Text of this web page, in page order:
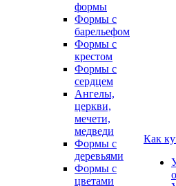
формы
Формы с
барельефом
Формы с
крестом
Формы с
сердцем
Ангелы,
церкви,
мечети,
медведи
Формы с
деревьями
Формы с
цветами
Как